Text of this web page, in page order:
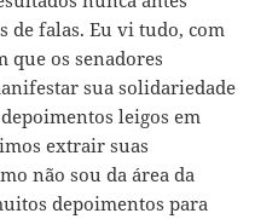
de falas. Eu vi tudo, com
que os senadores
sua solidariedade
leigos em
extrair suas
não sou da área da
depoimentos para